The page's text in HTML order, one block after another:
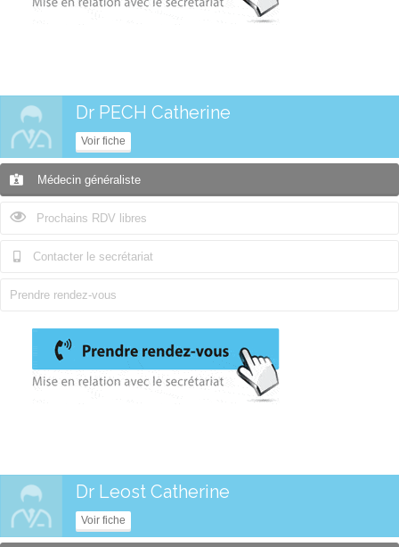
Dr PECH Catherine
Voir fiche
Médecin généraliste
Prochains RDV libres
Contacter le secrétariat
Prendre rendez-vous
Dr Leost Catherine
Voir fiche